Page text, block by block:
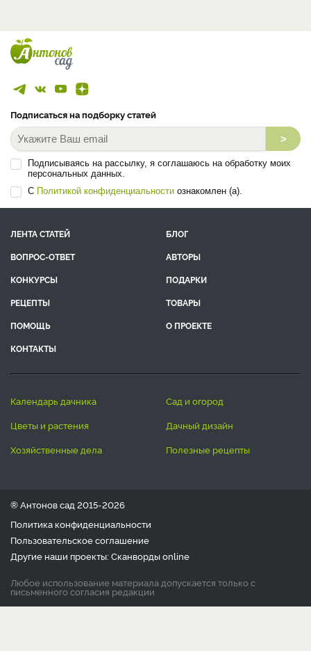
Подписаться на подборку статей
>
Подписываясь на рассылку, я соглашаюсь на обработку моих
персональных данных.
С Политикой конфиденциальности ознакомлен (а).
ЛЕНТА СТАТЕЙ
БЛОГ
ВОПРОС-ОТВЕТ
АВТОРЫ
КОНКУРСЫ
ПОДАРКИ
РЕЦЕПТЫ
ТОВАРЫ
ПОМОЩЬ
О ПРОЕКТЕ
КОНТАКТЫ
календарь дачника
сад и огород
цветы и растения
дачный дизайн
хозяйственные дела
полезные рецепты
® Антонов сад 2015-2026
Политика конфиденциальности
Пользовательское соглашение
Другие наши проекты: Сканвордыonline
Любое использование материала допускается только с
письменного согласия редакции